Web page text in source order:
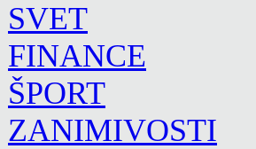
SVET
FINANCE
ŠPORT
ZANIMIVOSTI